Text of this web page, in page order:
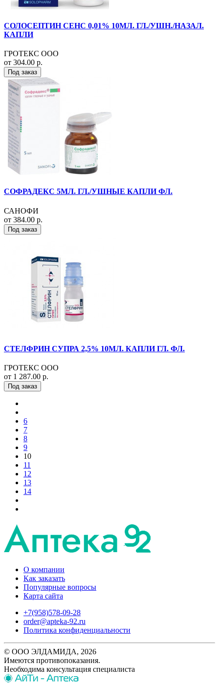
СОЛОСЕПТИН СЕНС 0,01% 10МЛ. ГЛ./УШН./НАЗАЛ.
КАПЛИ
ГРОТЕКС ООО
от 304.00 р.
Под заказ
СОФРАДЕКС 5МЛ. ГЛ./УШНЫЕ КАПЛИ ФЛ.
САНОФИ
от 384.00 р.
Под заказ
СТЕЛФРИН СУПРА 2,5% 10МЛ. КАПЛИ ГЛ. ФЛ.
ГРОТЕКС ООО
от 1 287.00 р.
Под заказ
6
7
8
9
10
11
12
13
14
О компании
Как заказать
Популярные вопросы
Карта сайта
+7(958)578-09-28
order@apteka-92.ru
Политика конфиденциальности
© ООО ЭЛДАМИДА, 2026
Имеются противопоказания.
Необходима консультация специалиста